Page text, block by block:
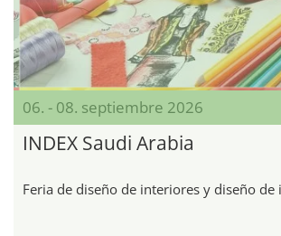
06. - 08. septiembre 2026
INDEX Saudi Arabia
Feria de diseño de interiores y diseño de